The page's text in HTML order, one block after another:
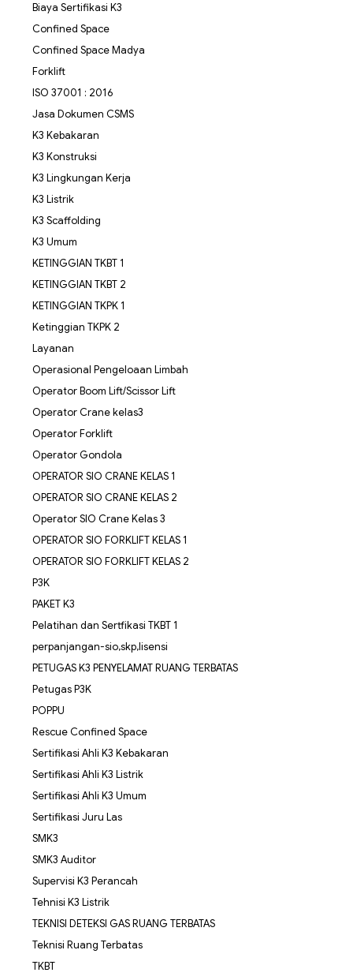
Biaya Sertifikasi K3
Confined Space
Confined Space Madya
Forklift
ISO 37001 : 2016
Jasa Dokumen CSMS
K3 Kebakaran
K3 Konstruksi
K3 Lingkungan Kerja
K3 Listrik
K3 Scaffolding
K3 Umum
KETINGGIAN TKBT 1
KETINGGIAN TKBT 2
KETINGGIAN TKPK 1
Ketinggian TKPK 2
Layanan
Operasional Pengeloaan Limbah
Operator Boom Lift/Scissor Lift
Operator Crane kelas3
Operator Forklift
Operator Gondola
OPERATOR SIO CRANE KELAS 1
OPERATOR SIO CRANE KELAS 2
Operator SIO Crane Kelas 3
OPERATOR SIO FORKLIFT KELAS 1
OPERATOR SIO FORKLIFT KELAS 2
P3K
PAKET K3
Pelatihan dan Sertfikasi TKBT 1
perpanjangan-sio,skp,lisensi
PETUGAS K3 PENYELAMAT RUANG TERBATAS
Petugas P3K
POPPU
Rescue Confined Space
Sertifikasi Ahli K3 Kebakaran
Sertifikasi Ahli K3 Listrik
Sertifikasi Ahli K3 Umum
Sertifikasi Juru Las
SMK3
SMK3 Auditor
Supervisi K3 Perancah
Tehnisi K3 Listrik
TEKNISI DETEKSI GAS RUANG TERBATAS
Teknisi Ruang Terbatas
TKBT